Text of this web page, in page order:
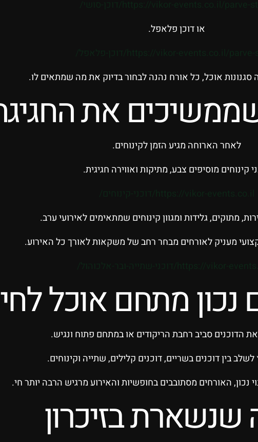
או דוכן פלאפל.
אוכל, כל אורח נהנה לבחור בדיוק את מה שמתאים לו.
את
לאחר הארוחה מגיע הזמן לקינוחים.
קינוחים מוסיפים צבע, מתיקות ואווירה חגיגית.
מתוקים, גלידות ומגוון קינוחים שמתאימים לאירועי ערב.
מעניק לאורחים מבחר רחב של משקאות לאורך כל האירוע.
נכון מתחם אוכל
הדוכנים סביב רחבת הריקודים או במתחם פתוח ונגיש.
בין דוכנים בשריים, דוכנים קלילים, שתייה וקינוחים.
האורחים מסתובבים בחופשיות והאירוע מרגיש הרבה יותר חי.
שנשארת בזיכרון